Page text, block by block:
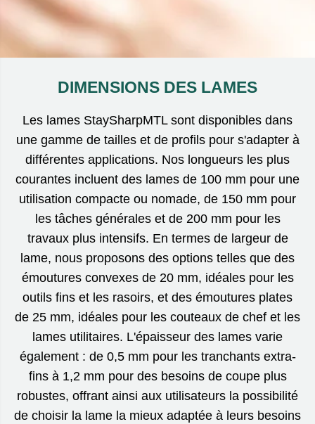
DIMENSIONS DES LAMES
Les lames StaySharpMTL sont disponibles dans
une gamme de tailles et de profils pour s'adapter à
différentes applications. Nos longueurs les plus
courantes incluent des lames de 100 mm pour une
utilisation compacte ou nomade, de 150 mm pour
les tâches générales et de 200 mm pour les
travaux plus intensifs. En termes de largeur de
lame, nous proposons des options telles que des
émoutures convexes de 20 mm, idéales pour les
outils fins et les rasoirs, et des émoutures plates
de 25 mm, idéales pour les couteaux de chef et les
lames utilitaires. L'épaisseur des lames varie
également : de 0,5 mm pour les tranchants extra-
fins à 1,2 mm pour des besoins de coupe plus
robustes, offrant ainsi aux utilisateurs la possibilité
de choisir la lame la mieux adaptée à leurs besoins